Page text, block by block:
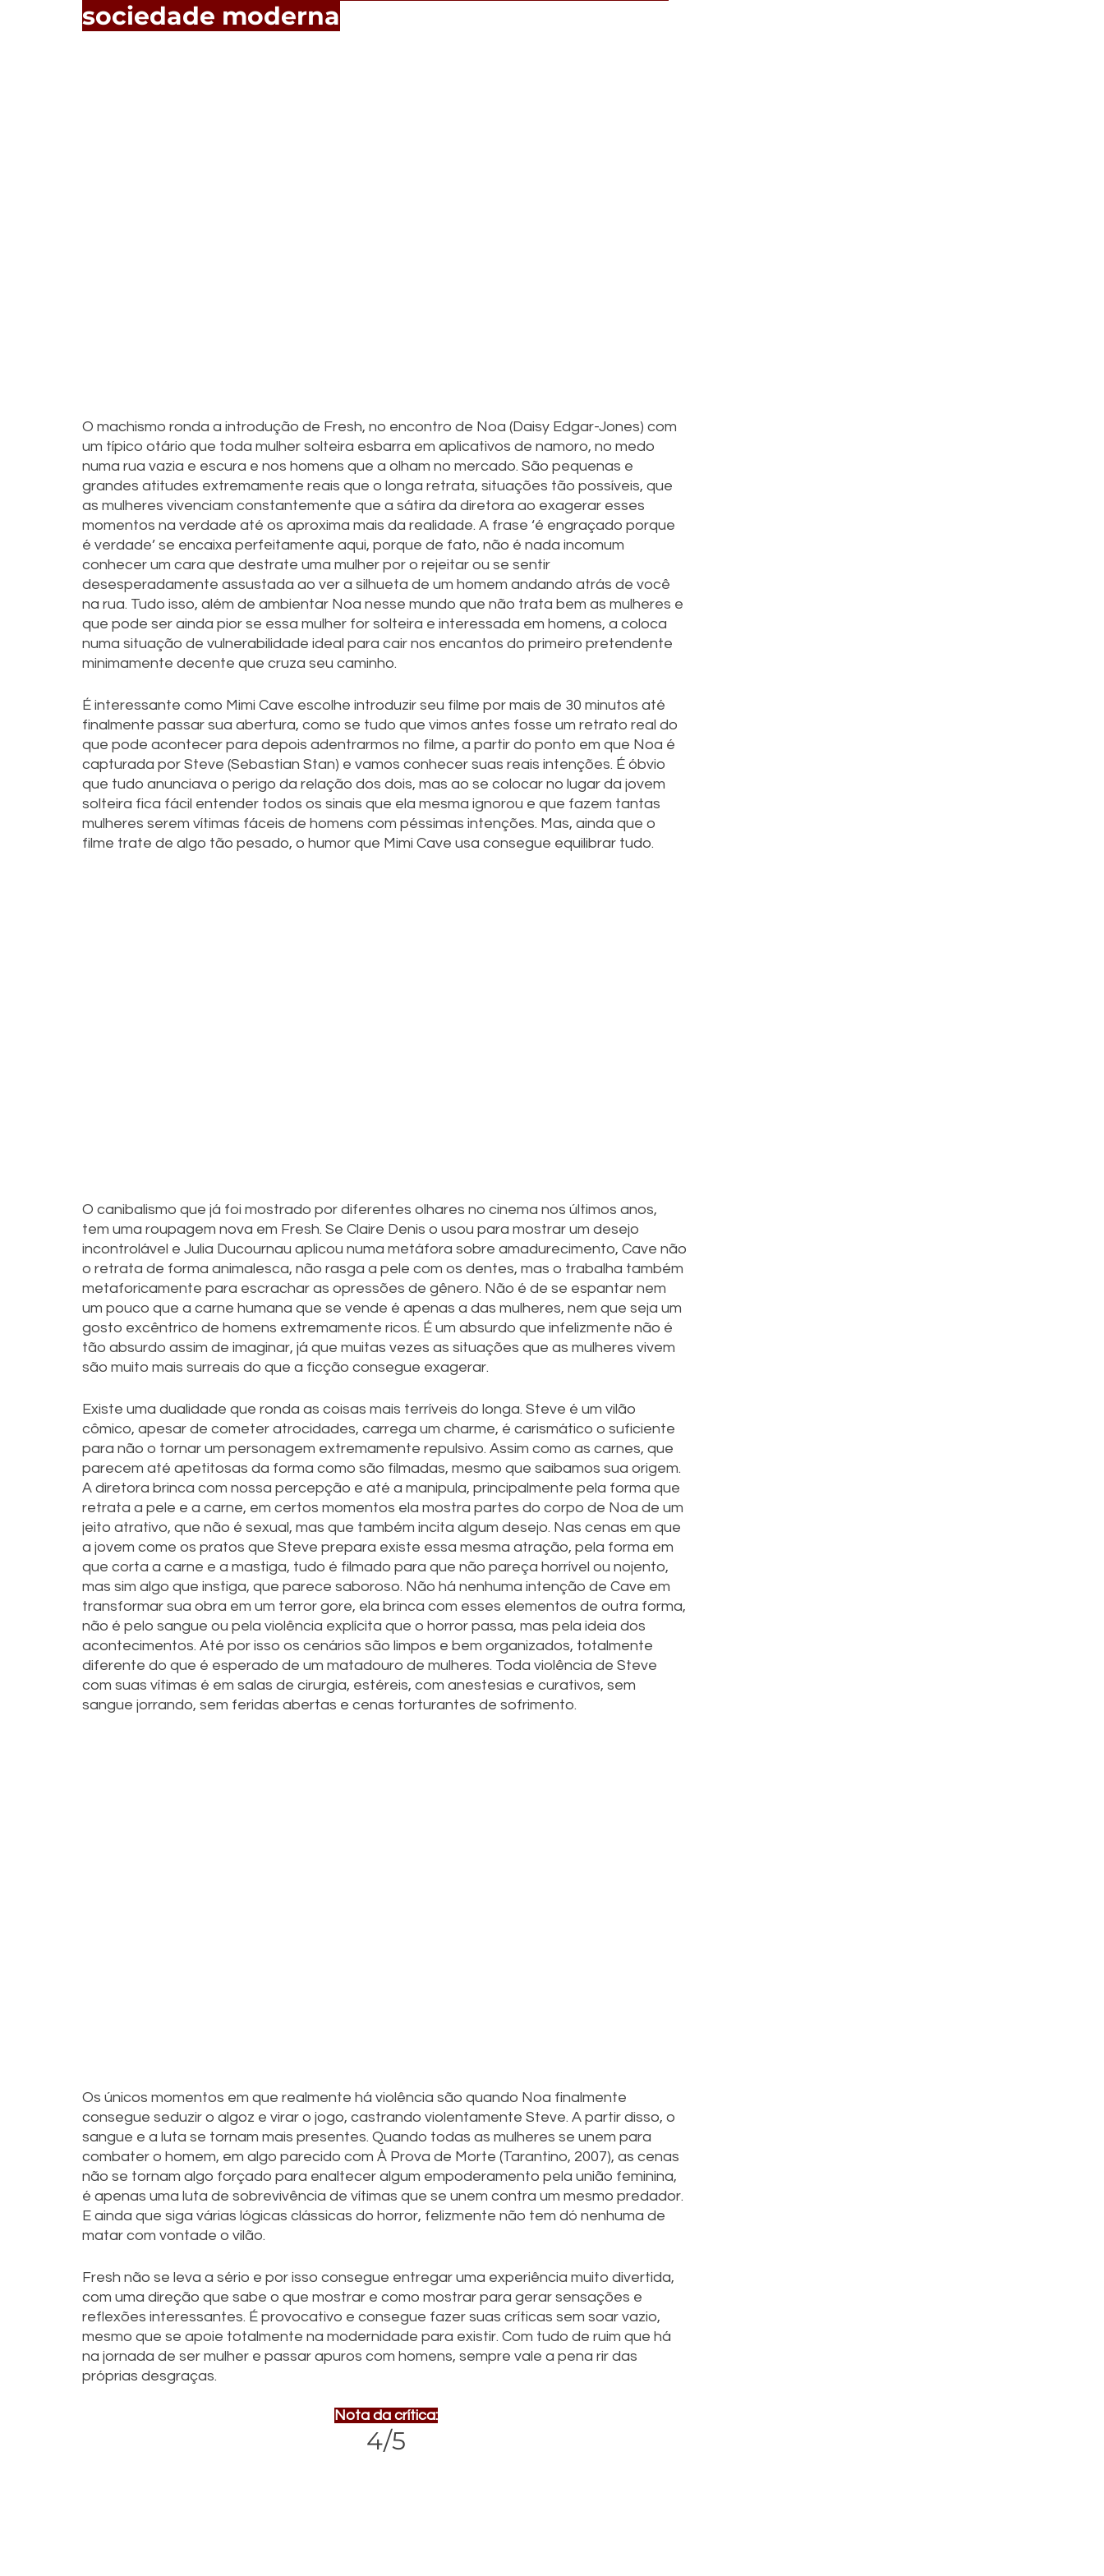
sociedade moderna
O machismo ronda a introdução de Fresh, no encontro de Noa (Daisy Edgar-Jones) com
um típico otário que toda mulher solteira esbarra em aplicativos de namoro, no medo
numa rua vazia e escura e nos homens que a olham no mercado. São pequenas e
grandes atitudes extremamente reais que o longa retrata, situações tão possíveis, que
as mulheres vivenciam constantemente que a sátira da diretora ao exagerar esses
momentos na verdade até os aproxima mais da realidade. A frase ‘é engraçado porque
é verdade’ se encaixa perfeitamente aqui, porque de fato, não é nada incomum
conhecer um cara que destrate uma mulher por o rejeitar ou se sentir
desesperadamente assustada ao ver a silhueta de um homem andando atrás de você
na rua. Tudo isso, além de ambientar Noa nesse mundo que não trata bem as mulheres e
que pode ser ainda pior se essa mulher for solteira e interessada em homens, a coloca
numa situação de vulnerabilidade ideal para cair nos encantos do primeiro pretendente
minimamente decente que cruza seu caminho.
É interessante como Mimi Cave escolhe introduzir seu filme por mais de 30 minutos até
finalmente passar sua abertura, como se tudo que vimos antes fosse um retrato real do
que pode acontecer para depois adentrarmos no filme, a partir do ponto em que Noa é
capturada por Steve (Sebastian Stan) e vamos conhecer suas reais intenções. É óbvio
que tudo anunciava o perigo da relação dos dois, mas ao se colocar no lugar da jovem
solteira fica fácil entender todos os sinais que ela mesma ignorou e que fazem tantas
mulheres serem vítimas fáceis de homens com péssimas intenções. Mas, ainda que o
filme trate de algo tão pesado, o humor que Mimi Cave usa consegue equilibrar tudo.
O canibalismo que já foi mostrado por diferentes olhares no cinema nos últimos anos,
tem uma roupagem nova em Fresh. Se Claire Denis o usou para mostrar um desejo
incontrolável e Julia Ducournau aplicou numa metáfora sobre amadurecimento, Cave não
o retrata de forma animalesca, não rasga a pele com os dentes, mas o trabalha também
metaforicamente para escrachar as opressões de gênero. Não é de se espantar nem
um pouco que a carne humana que se vende é apenas a das mulheres, nem que seja um
gosto excêntrico de homens extremamente ricos. É um absurdo que infelizmente não é
tão absurdo assim de imaginar, já que muitas vezes as situações que as mulheres vivem
são muito mais surreais do que a ficção consegue exagerar.
Existe uma dualidade que ronda as coisas mais terríveis do longa. Steve é um vilão
cômico, apesar de cometer atrocidades, carrega um charme, é carismático o suficiente
para não o tornar um personagem extremamente repulsivo. Assim como as carnes, que
parecem até apetitosas da forma como são filmadas, mesmo que saibamos sua origem.
A diretora brinca com nossa percepção e até a manipula, principalmente pela forma que
retrata a pele e a carne, em certos momentos ela mostra partes do corpo de Noa de um
jeito atrativo, que não é sexual, mas que também incita algum desejo. Nas cenas em que
a jovem come os pratos que Steve prepara existe essa mesma atração, pela forma em
que corta a carne e a mastiga, tudo é filmado para que não pareça horrível ou nojento,
mas sim algo que instiga, que parece saboroso. Não há nenhuma intenção de Cave em
transformar sua obra em um terror gore, ela brinca com esses elementos de outra forma,
não é pelo sangue ou pela violência explícita que o horror passa, mas pela ideia dos
acontecimentos. Até por isso os cenários são limpos e bem organizados, totalmente
diferente do que é esperado de um matadouro de mulheres. Toda violência de Steve
com suas vítimas é em salas de cirurgia, estéreis, com anestesias e curativos, sem
sangue jorrando, sem feridas abertas e cenas torturantes de sofrimento.
Os únicos momentos em que realmente há violência são quando Noa finalmente
consegue seduzir o algoz e virar o jogo, castrando violentamente Steve. A partir disso, o
sangue e a luta se tornam mais presentes. Quando todas as mulheres se unem para
combater o homem, em algo parecido com À Prova de Morte (Tarantino, 2007), as cenas
não se tornam algo forçado para enaltecer algum empoderamento pela união feminina,
é apenas uma luta de sobrevivência de vítimas que se unem contra um mesmo predador.
E ainda que siga várias lógicas clássicas do horror, felizmente não tem dó nenhuma de
matar com vontade o vilão.
Fresh não se leva a sério e por isso consegue entregar uma experiência muito divertida,
com uma direção que sabe o que mostrar e como mostrar para gerar sensações e
reflexões interessantes. É provocativo e consegue fazer suas críticas sem soar vazio,
mesmo que se apoie totalmente na modernidade para existir. Com tudo de ruim que há
na jornada de ser mulher e passar apuros com homens, sempre vale a pena rir das
próprias desgraças.
Nota da crítica:
4/5